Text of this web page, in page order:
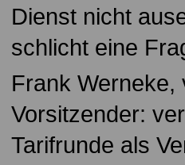
Dienst nicht
schlicht eine
Frank Werneke,
Vorsitzender:
Tarifrunde als